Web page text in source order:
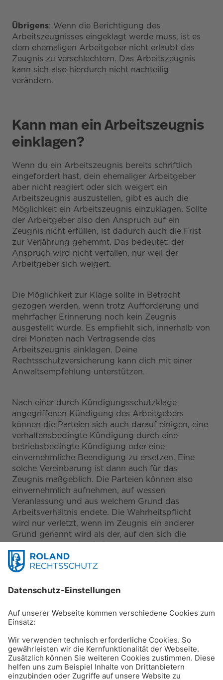
Übrigens: Wenn die Berichtigung des
Arbeitszeugnisses eingeklagt werde muss, ist es
dem ehemaligen Arbeitgeber nicht erlaubt das
Zeugnis zu verschlechtern. Das Arbeitszeugnis
kann sich also hierdurch nicht nachteilig
verändern.
Kann man ein Arbeitszeugnis
einklagen?
Wenn du ein Arbeitszeugnis bereits schriftlich
eingefordert hast, dein ehemaliger Arbeitgeber
aber nicht reagiert oder sich weigert ein
Arbeitszeugnis auszustellen, gibt es auch die
Möglichkeit ein Arbeitszeugnis einzuklagen. Sollte
der Arbeitgeber also den Anspruch auf ein
Zeugnis nicht erfüllen, ist dadurch auch die Frist
zur Verjährung gehemmt. Das bedeutet: der
Anspruch wird nicht verfallen, nur weil der
Arbeitgeber sich weigert.
Die Möglichkeit zur Klage sollte in Betracht
gezogen werden, wenn trotz Aufforderung und
mehrfacher Erinnerung noch kein Zeugnis
ausgestellt wurde. Es empfiehlt sich, innerhalb von
drei Monaten nach Vertragsende das
Arbeitszeugnis einklagen. Deine
Rechtsschutzversicherung kann dich mit einer
Anwaltsempfehlung unterstützen.
Nach einer durch Kündigungsschutzklage
angegriffenen Kündigung des Arbeitgebers
können die Parteien sich auch darauf einigen, eine
verhaltensbedingte Kündigung durch eine
betriebsbedingte Kündigung oder eine
einvernehmliche Beendigung zu ersetzen. Eine
solche Vereinbarung ist dann auch für das
Zeugnis maßgeblich. Die Parteien können also
einvernehmlich aufnehmen, auf wessen
Veranlassung und aus welchem Grund das
Arbeitsverhältnis endete. Die Wahrheitspflicht
wird nur verletzt, wenn im Zeugnis ein anderer
Grund genannt wird als der, auf den sich die
Parteien verständigt haben (z.B. „ordentliche
betriebsbedingte Arbeitgeberkündigung" für die
Arbeitsagentur, im Zeugnis aber „auf eigenen
Beendigungsvergleich nach einer
einvernehmliche Trennung zu bezeichnen.
ROLAND Newsletter erhalten